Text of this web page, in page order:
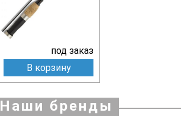
под заказ
В корзину
Наши бренды